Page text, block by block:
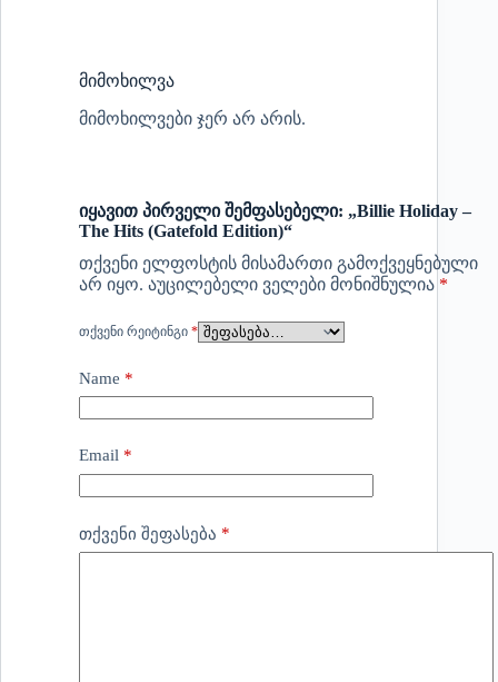
მიმოხილვა
მიმოხილვები ჯერ არ არის.
იყავით პირველი შემფასებელი: „Billie Holiday –
The Hits (Gatefold Edition)“
თქვენი ელფოსტის მისამართი გამოქვეყნებული
არ იყო. აუცილებელი ველები მონიშნულია *
ᲗᲥᲕᲔᲜᲘ ᲠᲔᲘᲢᲘᲜᲒᲘ *
Name *
Email *
თქვენი შეფასება *